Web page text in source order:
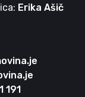
Erika Ašič
191